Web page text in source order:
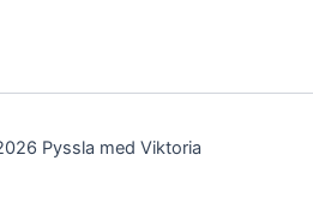
Pyssla med Viktoria